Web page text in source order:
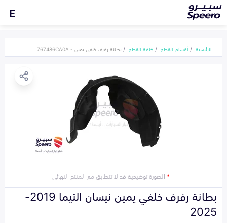
E
الرئيسية أقسام القطع كافة القطع بطانة رفرف خلفي يمين - 767486CA0A
*الصورة توضيحية قد لا تتطابق مع المنتج النهائي
بطانة رفرف خلفي يمين نيسان التيما 2019-
2025